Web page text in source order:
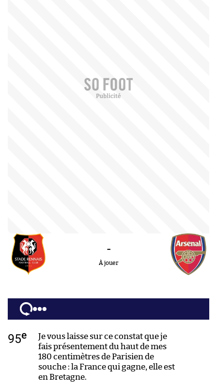
-
À jouer
95e
Je vous laisse sur ce constat que je
fais présentement du haut de mes
180 centimètres de Parisien de
souche : la France qui gagne, elle est
en Bretagne.